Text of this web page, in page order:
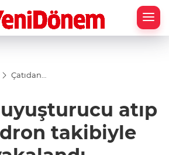
Çatıdan
takibiyle
yakalandı
atıp
dron takibiyle